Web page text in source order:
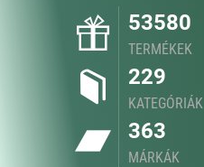
53580
TERMÉKEK
229
KATEGÓRIÁK
363
MÁRKÁK